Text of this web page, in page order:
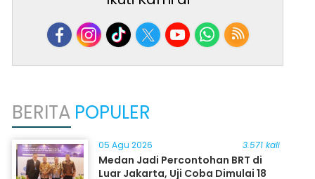
BERITA POPULER
05 Agu 2026 3.571 kali
Medan Jadi Percontohan BRT di
Luar Jakarta, Uji Coba Dimulai 18